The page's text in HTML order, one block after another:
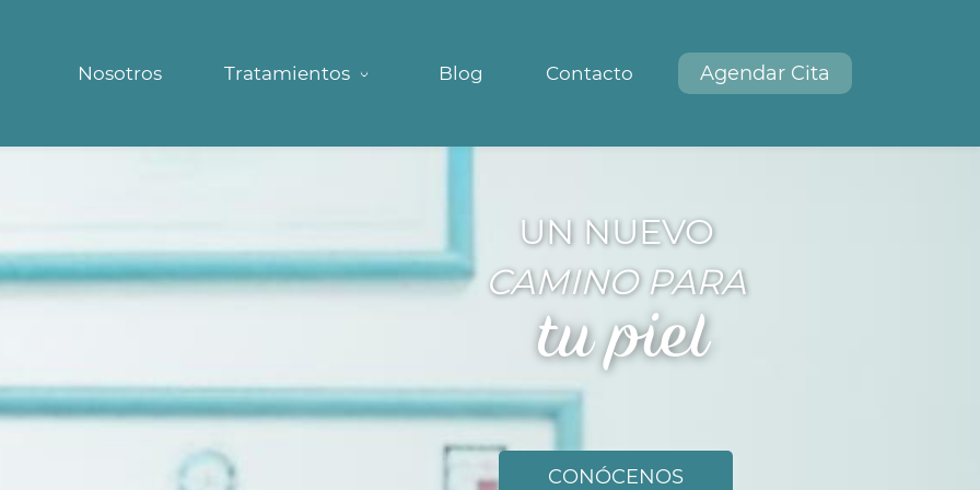
Nosotros Tratamientos Blog Contacto Agendar Cita
UN NUEVO
CAMINO PARA
tu piel
CONÓCENOS